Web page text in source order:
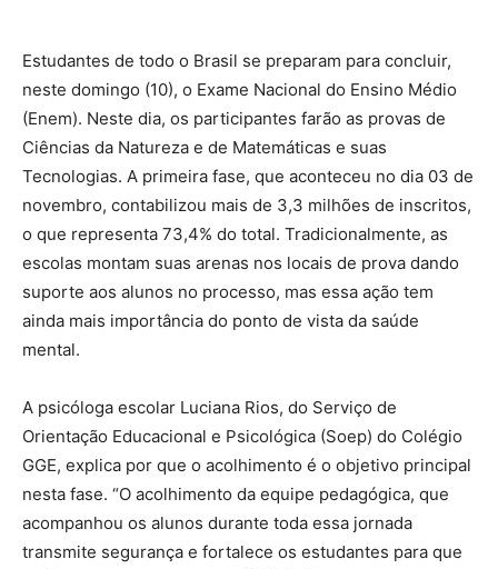
Estudantes de todo o Brasil se preparam para concluir,
neste domingo (10), o Exame Nacional do Ensino Médio
(Enem). Neste dia, os participantes farão as provas de
Ciências da Natureza e de Matemáticas e suas
Tecnologias. A primeira fase, que aconteceu no dia 03 de
novembro, contabilizou mais de 3,3 milhões de inscritos,
o que representa 73,4% do total. Tradicionalmente, as
escolas montam suas arenas nos locais de prova dando
suporte aos alunos no processo, mas essa ação tem
ainda mais importância do ponto de vista da saúde
mental.
A psicóloga escolar Luciana Rios, do Serviço de
Orientação Educacional e Psicológica (Soep) do Colégio
GGE, explica por que o acolhimento é o objetivo principal
nesta fase. “O acolhimento da equipe pedagógica, que
acompanhou os alunos durante toda essa jornada
transmite segurança e fortalece os estudantes para que